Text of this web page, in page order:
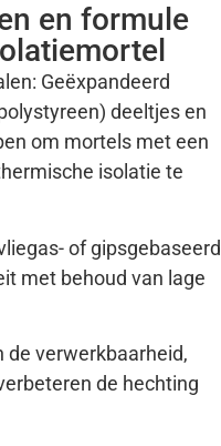
en formule
Geëxpandeerd
deeltjes en
om mortels met een
isolatie te
of
met behoud van lage
de verwerkbaarheid,
de hechting